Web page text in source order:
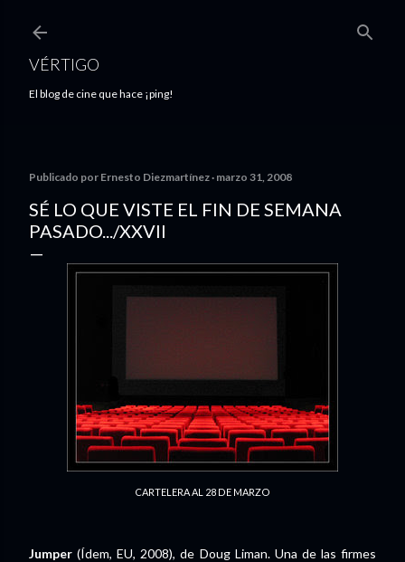
VÉRTIGO
El blog de cine que hace ¡ping!
Publicado por Ernesto Diezmartínez marzo 31, 2008
SÉ LO QUE VISTE EL FIN DE SEMANA
PASADO.../XXVII
CARTELERA AL 28 DE MARZO
Jumper (Ídem, EU, 2008), de Doug Liman. Una de las firmes